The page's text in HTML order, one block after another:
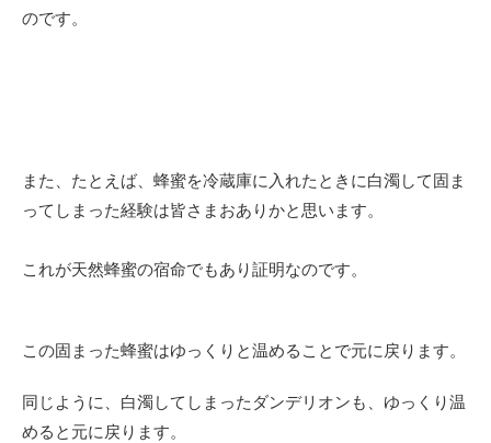
のです。
また、たとえば、蜂蜜を冷蔵庫に入れたときに白濁して固ま
ってしまった経験は皆さまおありかと思います。
これが天然蜂蜜の宿命でもあり証明なのです。
この固まった蜂蜜はゆっくりと温めることで元に戻ります。
同じように、白濁してしまったダンデリオンも、ゆっくり温
めると元に戻ります。